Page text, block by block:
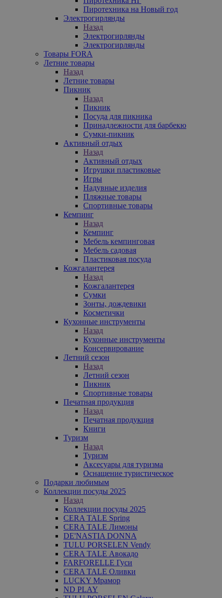
Пиротехника на Новый год
Электрогирлянды
Назад
Электрогирлянды
Электрогирлянды
Товары FORA
Летние товары
Назад
Летние товары
Пикник
Назад
Пикник
Посуда для пикника
Принадлежности для барбекю
Сумки-пикник
Активный отдых
Назад
Активный отдых
Игрушки пластиковые
Игры
Надувные изделия
Пляжные товары
Спортивные товары
Кемпинг
Назад
Кемпинг
Мебель кемпинговая
Мебель садовая
Пластиковая посуда
Кожгалантерея
Назад
Кожгалантерея
Сумки
Зонты, дождевики
Косметички
Кухонные инструменты
Назад
Кухонные инструменты
Консервирование
Летний сезон
Назад
Летний сезон
Пикник
Спортивные товары
Печатная продукция
Назад
Печатная продукция
Книги
Туризм
Назад
Туризм
Аксесуары для туризма
Оснащение туристическое
Подарки любимым
Коллекции посуды 2025
Назад
Коллекции посуды 2025
CERA TALE Spring
CERA TALE Лимоны
DE'NASTIA DONNA
TULU PORSELEN Vendy
CERA TALE Авокадо
FARFORELLE Гуси
CERA TALE Оливки
LUCKY Мрамор
ND PLAY